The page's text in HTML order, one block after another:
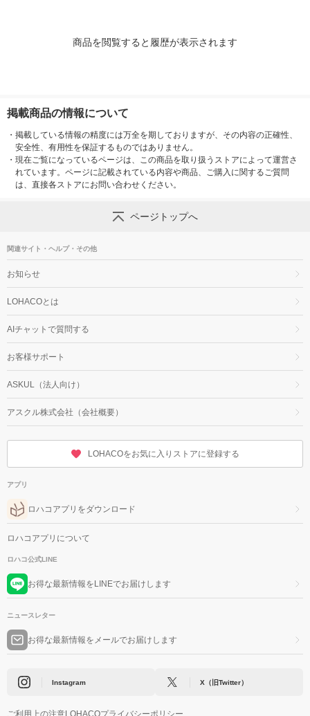
商品を閲覧すると履歴が表示されます
掲載商品の情報について
・ 掲載している情報の精度には万全を期しておりますが、その内容の正確性、
安全性、有用性を保証するものではありません。
・ 現在ご覧になっているページは、この商品を取り扱うストアによって運営さ
れています。ページに記載されている内容や商品、ご購入に関するご質問
は、直接各ストアにお問い合わせください。
ページトップへ
関連サイト・ヘルプ・その他
お知らせ
LOHACOとは
AIチャットで質問する
お客様サポート
ASKUL（法人向け）
アスクル株式会社（会社概要）
LOHACOをお気に入りストアに登録する
アプリ
ロハコアプリをダウンロード
ロハコアプリについて
ロハコ公式LINE
お得な最新情報をLINEでお届けします
ニュースレター
お得な最新情報をメールでお届けします
Instagram X（旧Twitter）